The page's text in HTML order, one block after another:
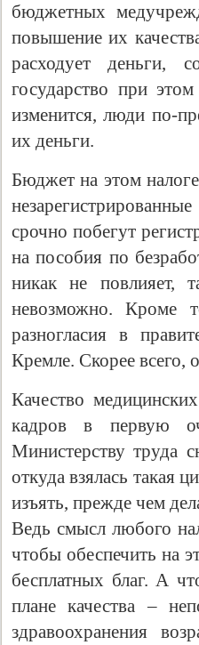
бюджетных
повышение их
расходует деньги,
государство при
изменится, люди по-
их деньги.
Бюджет на этом
срочно побегут
на пособия по
никак не повлияет,
невозможно. Кроме
разногласия в
Кремле. Скорее всего,
Качество
кадров в первую
Министерству труда
откуда взялась такая
изъять, прежде чем
Ведь смысл любого
чтобы обеспечить на
бесплатных благ. А
плане качества –
здравоохранения